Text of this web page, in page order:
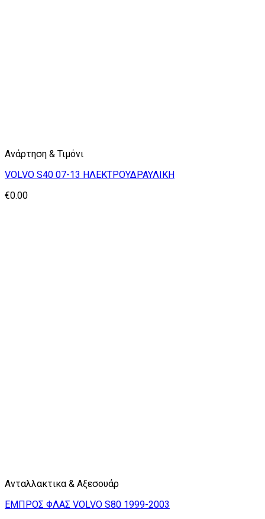
Ανάρτηση & Τιμόνι
VOLVO S40 07-13 ΗΛΕΚΤΡΟΥΔΡΑΥΛΙΚΗ
€0.00
Ανταλλακτικα & Αξεσουάρ
ΕΜΠΡΟΣ ΦΛΑΣ VOLVO S80 1999-2003